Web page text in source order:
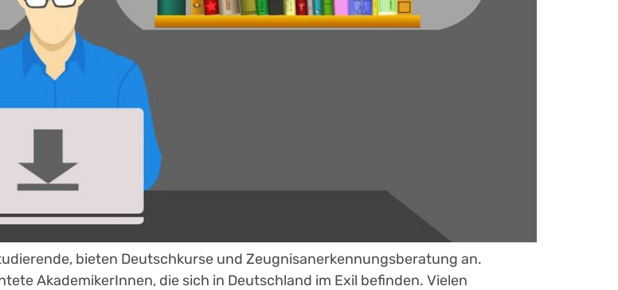
bieten Deutschkurse und Zeugnisanerkennungsberatung an.
AkademikerInnen, die sich in Deutschland im Exil befinden. Vielen